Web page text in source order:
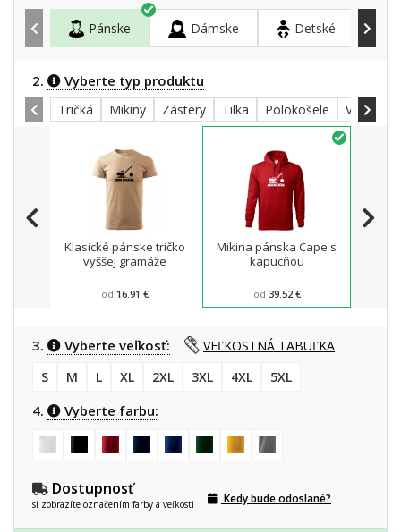
Pánske Dámske Detské
2. Vyberte typ produktu
Tričká Mikiny Zástery Tilka Polokošele Všetky
Klasické pánske tričko
vyššej gramáže
od 16.91 €
Mikina pánska Cape s
kapucňou
od 39.52 €
3. Vyberte veľkosť:
VEĽKOSTNÁ TABUĽKA
S
M L XL 2XL 3XL 4XL 5XL
4. Vyberte farbu:
Dostupnosť
si zobrazíte označením farby a veľkosti Kedy bude odoslané?